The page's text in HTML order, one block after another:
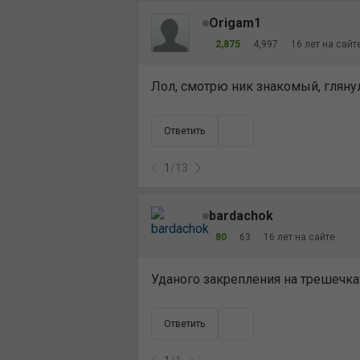
Origam1
2,875 4,997 16 лет на
Лол, смотрю ник знакомый,
Ответить
1 /13
bardachok
80 63 16 лет на сайте
Уданого закрепления на
Ответить